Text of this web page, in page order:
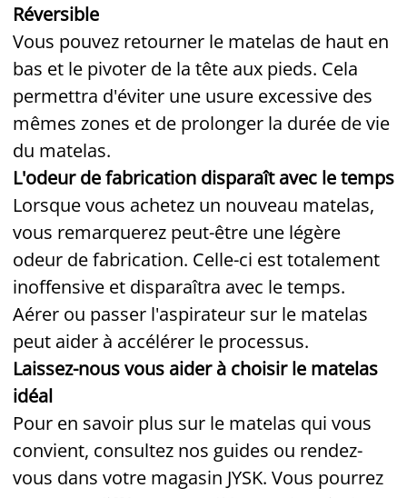
Réversible
Vous pouvez retourner le matelas de haut en
bas et le pivoter de la tête aux pieds. Cela
permettra d'éviter une usure excessive des
mêmes zones et de prolonger la durée de vie
du matelas.
L'odeur de fabrication disparaît avec le temps
Lorsque vous achetez un nouveau matelas,
vous remarquerez peut-être une légère
odeur de fabrication. Celle-ci est totalement
inoffensive et disparaîtra avec le temps.
Aérer ou passer l'aspirateur sur le matelas
peut aider à accélérer le processus.
Laissez-nous vous aider à choisir le matelas
idéal
Pour en savoir plus sur le matelas qui vous
convient, consultez nos guides ou rendez-
vous dans votre magasin JYSK. Vous pourrez